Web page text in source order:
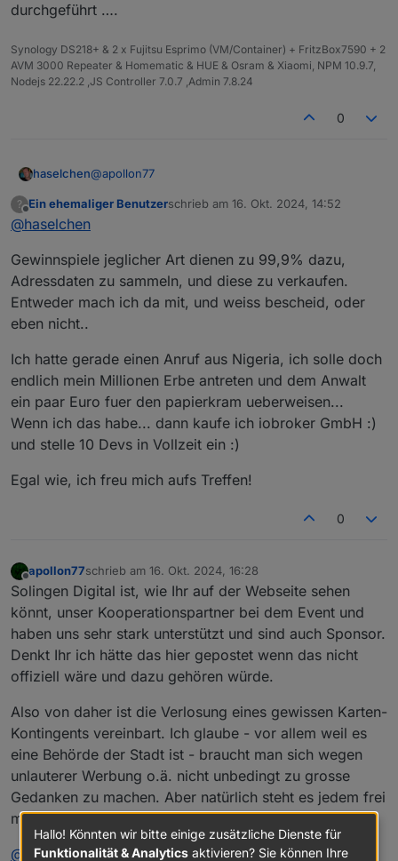
durchgeführt ….
Synology DS218+ & 2 x Fujitsu Esprimo (VM/Container) + FritzBox7590 + 2
AVM 3000 Repeater & Homematic & HUE & Osram & Xiaomi, NPM 10.9.7,
Nodejs 22.22.2 ,JS Controller 7.0.7 ,Admin 7.8.24
0
haselchen@apollon77
Wenn die Ausrichter Karten verlosen , dass wäre
die Karten gekauft oder auch geschenkt bekommen
haben , who knows) mit den Daten der User
eventuell Kasse machen , ist nicht ganz mein
Humor.
?
Offline
Ein ehemaliger Benutzerschrieb am 16. Okt. 2024, 14:52
zuletzt editiert von
@haselchen
Gewinnspiele jeglicher Art dienen zu 99,9% dazu,
Adressdaten zu sammeln, und diese zu verkaufen.
Entweder mach ich da mit, und weiss bescheid, oder
eben nicht..
Ich hatte gerade einen Anruf aus Nigeria, ich solle doch
endlich mein Millionen Erbe antreten und dem Anwalt
ein paar Euro fuer den papierkram ueberweisen...
Wenn ich das habe... dann kaufe ich iobroker GmbH :)
und stelle 10 Devs in Vollzeit ein :)
Egal wie, ich freu mich aufs Treffen!
0
Offline
apollon77schrieb am 16. Okt. 2024, 16:28
zuletzt editiert von
Solingen Digital ist, wie Ihr auf der Webseite sehen
könnt, unser Kooperationspartner bei dem Event und
haben uns sehr stark unterstützt und sind auch Sponsor.
Denkt Ihr ich hätte das hier gepostet wenn das nicht
offiziell wäre und dazu gehören würde.
Also von daher ist die Verlosung eines gewissen Karten-
Kontingents vereinbart. Ich glaube - vor allem weil es
eine Behörde der Stadt ist - braucht man sich wegen
unlauterer Werbung o.ä. nicht unbedingt zu grosse
Gedanken zu machen. Aber natürlich steht es jedem frei
mitzumachen oder nicht.
@
haselchenDer "Ausrichter der Veranstaltung" hat für
Hallo! Könnten wir bitte einige zusätzliche Dienste für
Funktionalität & Analytics aktivieren? Sie können Ihre